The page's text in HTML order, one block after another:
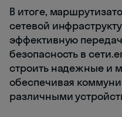
В итоге,
сетевой
эффективную
безопасность в
строить надежные и
обеспечивая
различными